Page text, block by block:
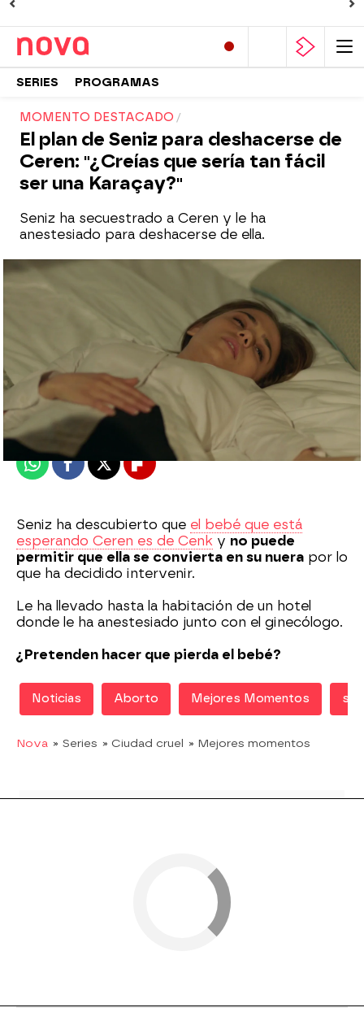
SERIES PROGRAMAS
MOMENTO DESTACADO
El plan de Seniz para deshacerse de
Ceren: "¿Creías que sería tan fácil
ser una Karaçay?"
Seniz ha secuestrado a Ceren y le ha
anestesiado para deshacerse de ella.
Nova
Madrid
Publicado: 30 de diciembre de 2020, 22:01
WhatsappFacebook
X Flipboard
Seniz ha descubierto que el bebé que está
esperando Ceren es de Cenk y no puede
permitir que ella se convierta en su nuera por lo
que ha decidido intervenir.
Le ha llevado hasta la habitación de un hotel
donde le ha anestesiado junto con el ginecólogo.
¿Pretenden hacer que pierda el bebé?
Noticias Aborto Mejores Momentos
Nova » Series » Ciudad cruel » Mejores momentos